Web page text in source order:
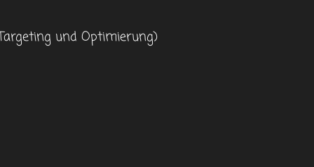
und Optimierung)